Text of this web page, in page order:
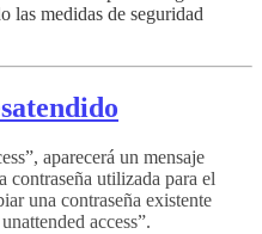
las medidas de seguridad
aparecerá un mensaje
contraseña utilizada para el
una contraseña existente
access”.